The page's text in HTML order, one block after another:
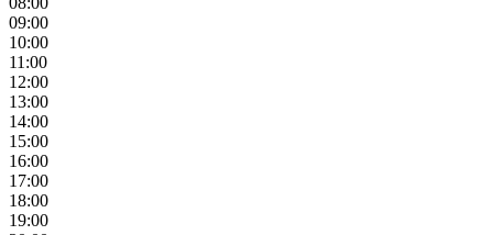
09:00
10:00
11:00
12:00
13:00
14:00
15:00
16:00
17:00
18:00
19:00